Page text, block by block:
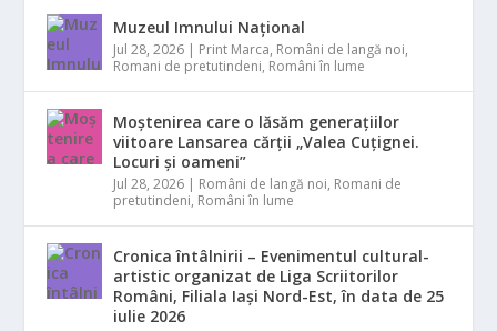
Muzeul Imnului Național
Jul 28, 2026 | Print Marca, Români de langă noi,
Romani de pretutindeni, Români în lume
Moștenirea care o lăsăm generațiilor
viitoare Lansarea cărții „Valea Cuțignei.
Locuri și oameni”
Jul 28, 2026 | Români de langă noi, Romani de
pretutindeni, Români în lume
Cronica întâlnirii – Evenimentul cultural-
artistic organizat de Liga Scriitorilor
Români, Filiala Iași Nord-Est, în data de 25
iulie 2026